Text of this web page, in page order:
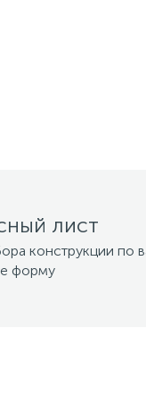
лист
конструкции по
форму